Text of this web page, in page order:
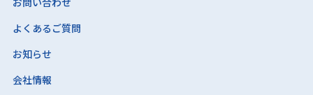
よくあるご質問
お知らせ
会社情報